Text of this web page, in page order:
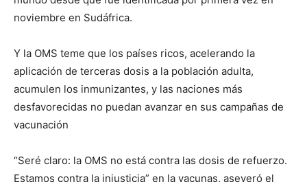
noviembre en Sudáfrica.
Y la OMS teme que los países ricos, acelerando la
aplicación de terceras dosis a la población adulta,
acumulen los inmunizantes, y las naciones más
desfavorecidas no puedan avanzar en sus campañas de
vacunación
“Seré claro: la OMS no está contra las dosis de refuerzo.
Estamos contra la injusticia” en la vacunas, aseveró el